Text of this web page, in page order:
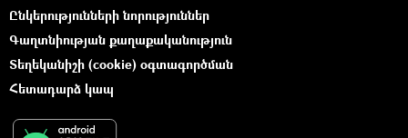
Ընկերությունների նորություններ
Գաղտնիության քաղաքականություն
Տեղեկանիշի (cookie) օգտագործման
Հետադարձ կապ